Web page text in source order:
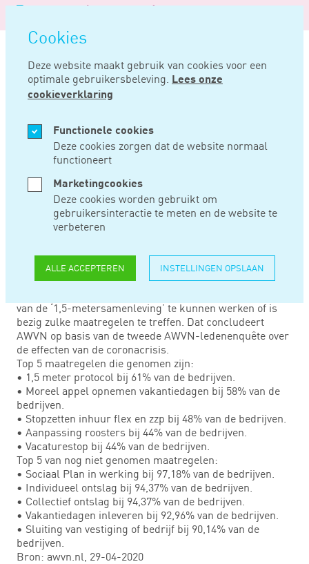
overslaan
Cookies
Deze website maakt gebruik van cookies voor een
optimale gebruikersbeleving. Lees onze
cookieverklaring
Functionele cookies
Deze cookies zorgen dat de website normaal
functioneert
Marketingcookies
Deze cookies worden gebruikt om
gebruikersinteractie te meten en de website te
verbeteren
ALLE ACCEPTEREN INSTELLINGEN OPSLAAN
Logo
Noord
Negentig
Home Nieuws Werkgevers maken zich op voor herstart
MEI 07, 2020
WERKGEVERS
MAKEN ZICH OP
VOOR HERSTART
95 procent van de werkgevers heeft maatregelen
van de ‘1,5-metersamenleving’ te kunnen werken of is
bezig zulke maatregelen te treffen. Dat concludeert
AWVN op basis van de tweede AWVN-ledenenquête over
de effecten van de coronacrisis.
Top 5 maatregelen die genomen zijn:
• 1,5 meter protocol bij 61% van de bedrijven.
• Moreel appel opnemen vakantiedagen bij 58% van de
bedrijven.
• Stopzetten inhuur flex en zzp bij 48% van de bedrijven.
• Aanpassing roosters bij 44% van de bedrijven.
• Vacaturestop bij 44% van de bedrijven.
Top 5 van nog niet genomen maatregelen:
• Sociaal Plan in werking bij 97,18% van de bedrijven.
• Individueel ontslag bij 94,37% van de bedrijven.
• Collectief ontslag bij 94,37% van de bedrijven.
• Vakantiedagen inleveren bij 92,96% van de bedrijven.
• Sluiting van vestiging of bedrijf bij 90,14% van de
bedrijven.
Bron: awvn.nl, 29-04-2020